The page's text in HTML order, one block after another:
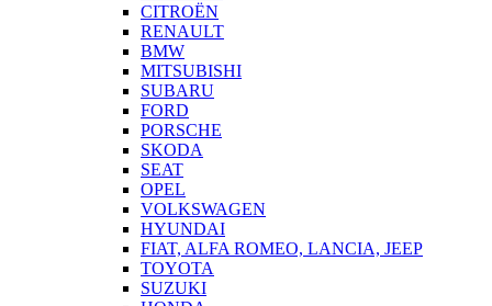
CITROËN
RENAULT
BMW
MITSUBISHI
SUBARU
FORD
PORSCHE
SKODA
SEAT
OPEL
VOLKSWAGEN
HYUNDAI
FIAT, ALFA ROMEO, LANCIA, JEEP
TOYOTA
SUZUKI